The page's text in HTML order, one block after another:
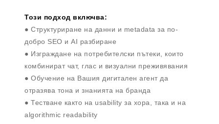
Този подход включва:
● Структуриране на данни и metadata за по-
добро SEO и AI разбиране
● Изграждане на потребителски пътеки, които
комбинират чат, глас и визуални преживявания
● Обучение на Вашия дигитален агент да
отразява тона и знанията на бранда
● Тестване както на usability за хора, така и на
algorithmic readability